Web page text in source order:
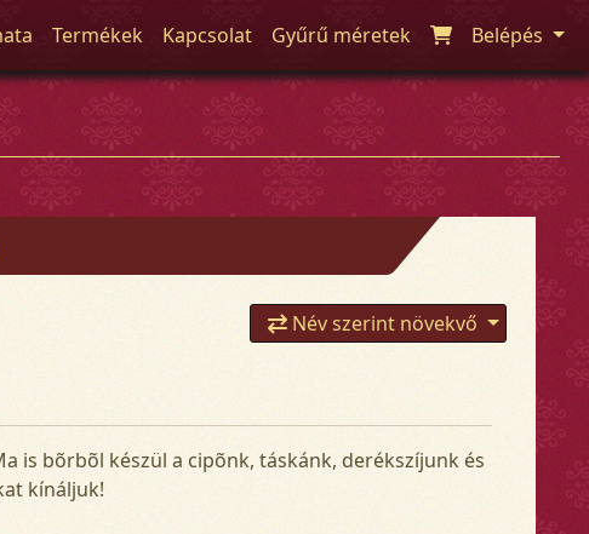
Termékek Kapcsolat Gyűrű méretek Belépés
Név szerint növekvő
is bõrbõl készül a cipõnk, táskánk, derékszíjunk és
kínáljuk!